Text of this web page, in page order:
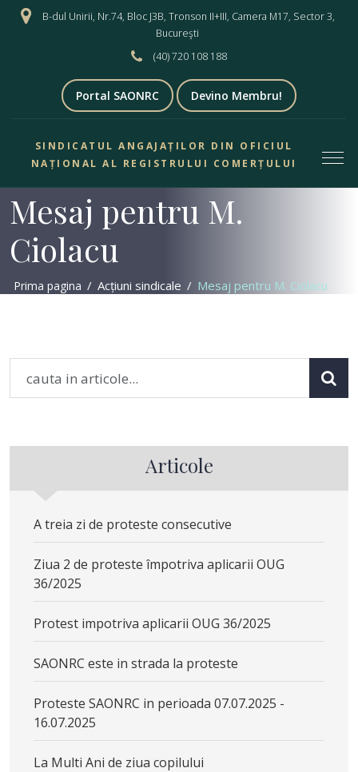
B-dul Unirii, Nr.74, Bloc J3B, Tronson II+III, Camera M17, Sector 3,
Bucureşti
(40) 720 108 188
Portal SAONRC Devino Membru!
SINDICATUL ANGAJAȚILOR DIN OFICIUL
NAȚIONAL AL REGISTRULUI COMERȚULUI
Mesaj pentru M.
Ciolacu
Prima pagina Acțiuni sindicale Mesaj pentru M. Ciolacu
Articole
A treia zi de proteste consecutive
Ziua 2 de proteste împotriva aplicarii OUG
36/2025
Protest impotriva aplicarii OUG 36/2025
SAONRC este in strada la proteste
Proteste SAONRC in perioada 07.07.2025 -
16.07.2025
La Multi Ani de ziua copilului